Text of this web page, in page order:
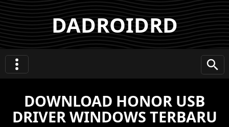
DADROIDRD
DOWNLOAD HONOR USB
DRIVER WINDOWS TERBARU